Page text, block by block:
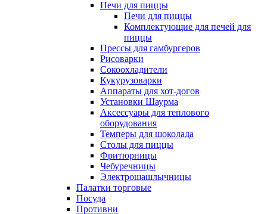
Печи для пиццы
Печи для пиццы
Комплектующие для печей для
пиццы
Прессы для гамбургеров
Рисоварки
Сокоохладители
Кукурузоварки
Аппараты для хот-догов
Установки Шаурма
Аксессуары для теплового
оборудования
Темперы для шоколада
Столы для пиццы
Фритюрницы
Чебуречницы
Электрошашлычницы
Палатки торговые
Посуда
Противни